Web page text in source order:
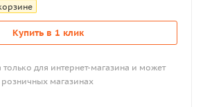
Купить в 1 клик
только для интернет-магазина и может
розничных магазинах